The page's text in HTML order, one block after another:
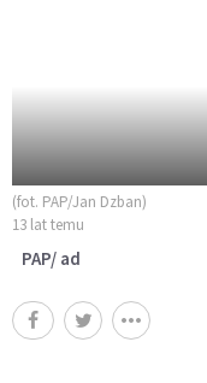
(fot. PAP/Jan Dzban)
13 lat temu
PAP/ ad